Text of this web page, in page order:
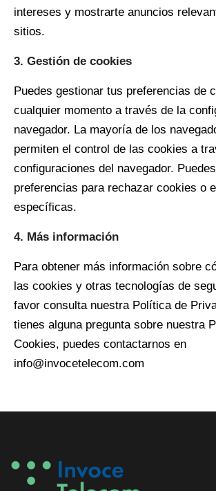
intereses y mostrarte anuncios
sitios.
3. Gestión de cookies
Puedes gestionar tus preferencias de
cualquier momento a través de la
navegador. La mayoría de los
permiten el control de las cookies a
configuraciones del navegador.
preferencias para rechazar cookies o
específicas.
4. Más información
Para obtener más información sobre
las cookies y otras tecnologías de
favor consulta nuestra Política de
tienes alguna pregunta sobre nuestra
Cookies, puedes contactarnos en
info@invocetelecom.com